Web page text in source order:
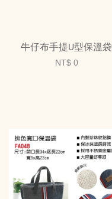
牛仔布手提U型保溫袋
NT$ 0